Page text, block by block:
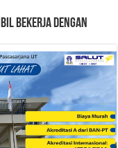
BEKERJA DENGAN